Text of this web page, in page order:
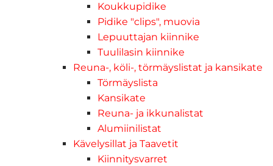
Koukkupidike
Pidike "clips", muovia
Lepuuttajan kiinnike
Tuulilasin kiinnike
Reuna-, köli-, törmäyslistat ja kansikate
Törmäyslista
Kansikate
Reuna- ja ikkunalistat
Alumiinilistat
Kävelysillat ja Taavetit
Kiinnitysvarret